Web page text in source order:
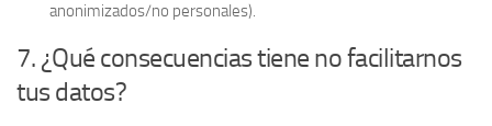
anonimizados/no personales).
7. ¿Qué consecuencias tiene no facilitarnos
tus datos?